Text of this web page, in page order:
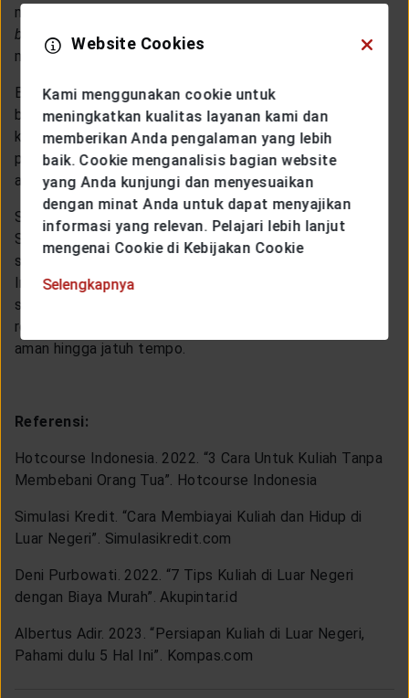
mengambil pekerjaan sampingan seperti menjadi
blogger
,reseller, copywriter
mencari tambahan uang.
Berapa lama kamu perlu menabung? Tergantung dari
biaya pendidikan di kampus yang kamu tuju dan
kemampuan kamu menabung. Selama menabung untuk
pendidikan di luar negeri, kurangi aktivitas nongkrong
atau pengeluaran yang tidak terlalu penting.
Simpan uang tabungan kamu dalam satu rekening bank.
Sebagai saran, pertimbangkan untuk menempatkan
sebagian tabungan ke dalam rekening deposito.
Instrumen simpanan ini cenderung menawarkan tingkat
suku bunga yang lebih tinggi dengan risiko yang relatif
rendah, memungkinkan uang kamu untuk tumbuh secara
aman hingga jatuh tempo.
Referensi:
Hotcourse Indonesia. 2022. “3 Cara Untuk Kuliah Tanpa
Membebani Orang Tua”. Hotcourse Indonesia
Simulasi Kredit. “Cara Membiayai Kuliah dan Hidup di
Luar Negeri”. Simulasikredit.com
Deni Purbowati. 2022. “7 Tips Kuliah di Luar Negeri
dengan Biaya Murah”. Akupintar.id
Albertus Adir. 2023. “Persiapan Kuliah di Luar Negeri,
Pahami dulu 5 Hal Ini”. Kompas.com
Website Cookies
Kami menggunakan cookie untuk
meningkatkan kualitas layanan kami dan
memberikan Anda pengalaman yang lebih
baik. Cookie menganalisis bagian website
yang Anda kunjungi dan menyesuaikan
dengan minat Anda untuk dapat menyajikan
informasi yang relevan. Pelajari lebih lanjut
mengenai Cookie di Kebijakan Cookie
Selengkapnya